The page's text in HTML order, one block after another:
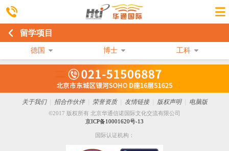
留学项目
德国 博士 工科
关于我们 招合作伙伴 荣誉资质 友情链接 版权声明 电脑版
©2017 版权所有 北京华通信诺国际文化交流有限公司
京ICP备10001620号-13
国际认证机构：